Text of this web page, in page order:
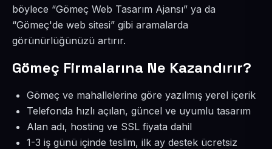
böylece “Gömeç Web Tasarım Ajansı” ya da
“Gömeç'de web sitesi” gibi aramalarda
görünürlüğünüzü artırır.
Gömeç Firmalarına Ne Kazandırır?
Gömeç ve mahallelerine göre yazılmış yerel içerik
Telefonda hızlı açılan, güncel ve uyumlu tasarım
Alan adı, hosting ve SSL fiyata dahil
1-3 iş günü içinde teslim, ilk ay destek ücretsiz